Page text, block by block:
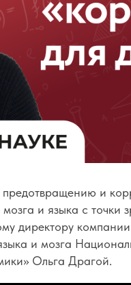
и
и языка с точки
директору
и мозга
Ольга Драгой.